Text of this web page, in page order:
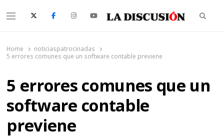
Menu
Home
noticiaspatrocinadas
5 errores comunes que un software contable previene
5 errores comunes que un
software contable
previene